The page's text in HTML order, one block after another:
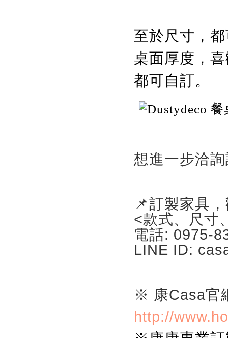
至於尺寸，
桌面厚度，
都可自訂。
想進一步洽
📌訂製家具
<款式、尺寸
電話: 0975-
LINE ID:
※ 康Casa官
http://